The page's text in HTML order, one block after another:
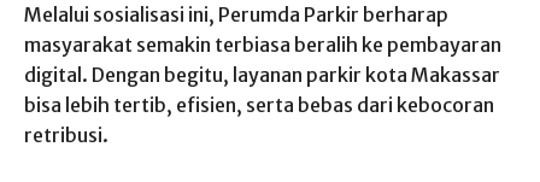
Melalui sosialisasi ini, Perumda Parkir berharap
masyarakat semakin terbiasa beralih ke pembayaran
digital. Dengan begitu, layanan parkir kota Makassar
bisa lebih tertib, efisien, serta bebas dari kebocoran
retribusi.